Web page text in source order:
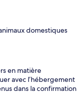
domestiques
en matière
avec l’hébergement
dans la confirmation